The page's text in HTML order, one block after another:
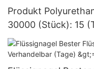
Produkt
30000 (Stück): 15
Versorgung